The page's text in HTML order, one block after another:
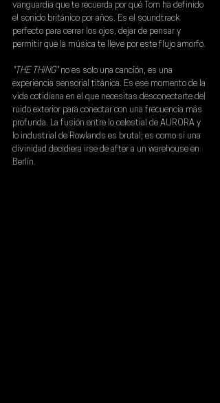
vanguardia que te recuerda por qué Tom ha definido
el sonido británico por años. Es el soundtrack
perfecto para cerrar los ojos, dejar de pensar y
permitir que la música te lleve por este flujo amorfo.
"THE THING" no es solo una canción, es una
experiencia sensorial titánica. Es ese momento de la
vida cotidiana en el que necesitas desconectarte del
ruido exterior para conectar con una frecuencia más
profunda. La fusión entre lo celestial de AURORA y
lo industrial de Rowlands es brutal; es como si una
divinidad decidiera irse de after a un warehouse en
Berlín.